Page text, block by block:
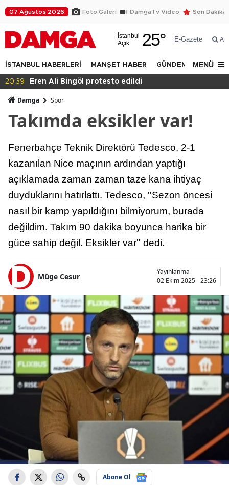
07 Ağustos 2026 Foto Galeri DamgaTv Video Son Dakika
İstanbul
Açık
25° E-Gazete Ara
İSTANBUL HABERLERİ MANŞET HABER GÜNDEM DÜNYA
MENÜ
20:36 Eğitimde haksızlık!
Damga Spor
Takımda eksikler var!
Fenerbahçe Teknik Direktörü Tedesco, 2-1
kazanılan Nice maçının ardından yaptığı
açıklamada zaman zaman taze kana ihtiyaç
duyduklarını hatırlattı. Tedesco, ''Sezon öncesi
nasıl bir kamp yapıldığını bilmiyorum, burada
değildim. Takım 90 dakika boyunca harika bir
güce sahip değil. Eksikler var'' dedi.
Müge Cesur
Yayınlanma
02 Ekim 2025 - 23:26
Abone Ol